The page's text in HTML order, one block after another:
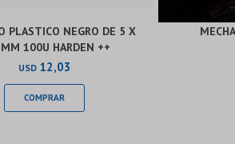
PLASTICO NEGRO DE 5 X
100U HARDEN ++
USD 12,03